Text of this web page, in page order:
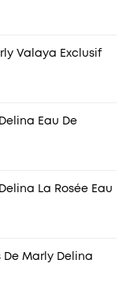
Valaya Exclusif
Eau De
La Rosée Eau
De Marly Delina